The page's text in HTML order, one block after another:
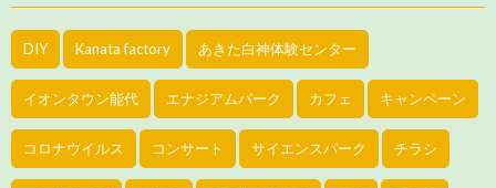
DIY Kanata factory あきた白神体験センター
イオンタウン能代 エナジアムパーク カフェ キャンペーン
コロナウイルス コンサート サイエンスパーク チラシ